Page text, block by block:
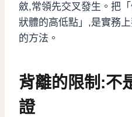
斂,常領先交叉發生。把
狀體的高低點」,是實務
的方法。
背離的限制:不
證